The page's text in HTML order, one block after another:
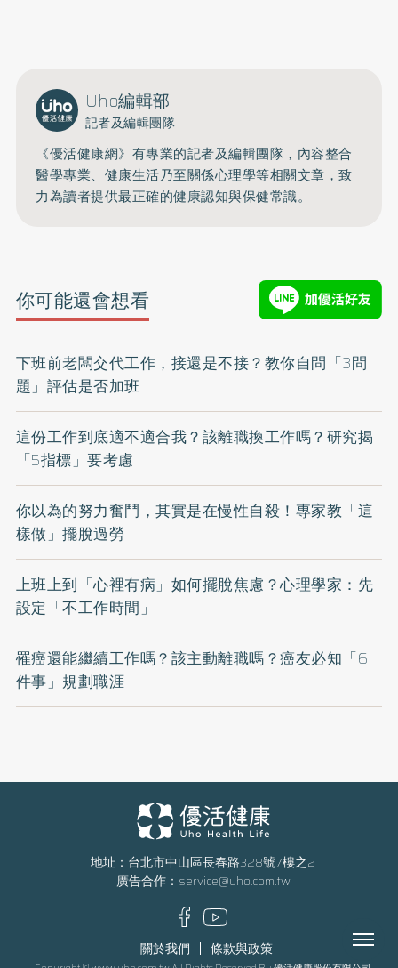
Uho編輯部
記者及編輯團隊
《優活健康網》有專業的記者及編輯團隊，內容整合
醫學專業、健康生活乃至關係心理學等相關文章，致
力為讀者提供最正確的健康認知與保健常識。
你可能還會想看
下班前老闆交代工作，接還是不接？教你自問「3問
題」評估是否加班
這份工作到底適不適合我？該離職換工作嗎？研究揭
「5指標」要考慮
你以為的努力奮鬥，其實是在慢性自殺！專家教「這
樣做」擺脫過勞
上班上到「心裡有病」如何擺脫焦慮？心理學家：先
設定「不工作時間」
罹癌還能繼續工作嗎？該主動離職嗎？癌友必知「6
件事」規劃職涯
地址：台北市中山區長春路328號7樓之2
廣告合作： service@uho.com.tw
關於我們 條款與政策 Menu